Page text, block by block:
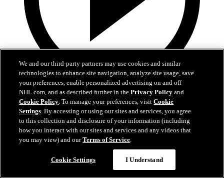
1:39
Lo mejor del desfile de campeones de los Hurricanes
Echen un vistazo a los mejores momentos de los festejos de
la Stanley Cup de los Hurricanes
We and our third-party partners may use cookies and similar
technologies to enhance site navigation, analyze site usage, save
your preferences, enable personalized advertising on and off
NHL.com, and as described further in thePrivacy Policy and
Cookie Policy. To manage your preferences, visitCookie
Settings. By accessing or using our sites and services, you agree
to this collection and disclosure of your information (including
how you interact with our sites and services and any videos that
you may view) and ourTerms of Service.
Cookie Settings I Understand